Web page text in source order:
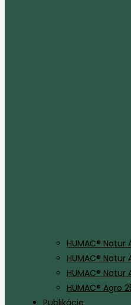
HUMAC® Natur
HUMAC® Natur
HUMAC® Natur
HUMAC® Agro
Publikácie